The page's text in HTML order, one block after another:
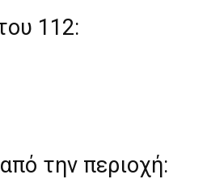
112:
την περιοχή: